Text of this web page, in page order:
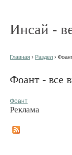
Инсай -
Главная › Раздел ›
Фоант - все
Фоант
Реклама